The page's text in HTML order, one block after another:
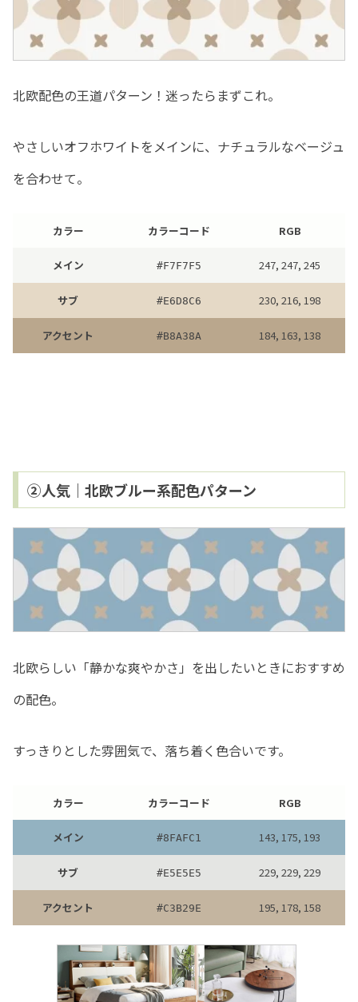
北欧配色の王道パターン！迷ったらまずこれ。
やさしいオフホワイトをメインに、ナチュラルなベージュ
を合わせて。
カラー カラーコード RGB
メイン #F7F7F5 247, 247, 245
サブ #E6D8C6 230, 216, 198
アクセント #B8A38A 184, 163, 138
②人気｜北欧ブルー系配色パターン
北欧らしい「静かな爽やかさ」を出したいときにおすすめ
の配色。
すっきりとした雰囲気で、落ち着く色合いです。
カラー カラーコード RGB
メイン #8FAFC1 143, 175, 193
サブ #E5E5E5 229, 229, 229
アクセント #C3B29E 195, 178, 158